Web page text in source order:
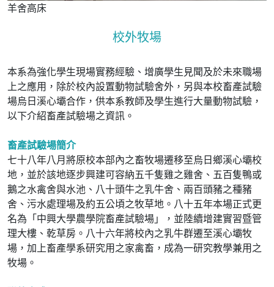
羊舍高床
校外牧場
本系為強化學生現場實務經驗、增廣學生見聞及於未來職場
上之應用，除於校內設置動物試驗舍外，另與本校畜產試驗
場烏日溪心壩合作，供本系教師及學生進行大量動物試驗，
以下介紹畜產試驗場之資訊。
畜產試驗場簡介
七十八年八月將原校本部內之畜牧場遷移至烏日鄉溪心壩校
地，並於該地逐步興建可容納五千隻雞之雞舍、五百隻鴨或
鵝之水禽舍與水池、八十頭牛之乳牛舍、兩百頭豬之種豬
舍、污水處理場及約五公頃之牧草地。八十五年本場正式更
名為「中興大學農學院畜產試驗場」，並陸續增建實習暨管
理大樓、乾草房。八十六年將校內之乳牛群遷至溪心壩牧
場，加上畜產學系研究用之家禽畜，成為一研究教學兼用之
牧場。